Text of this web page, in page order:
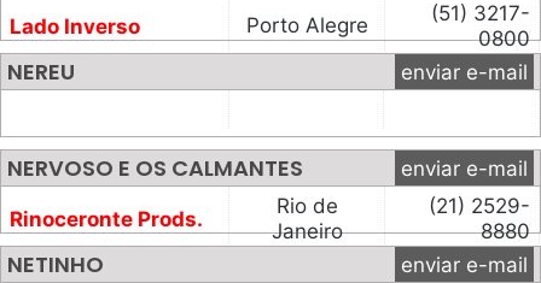
Lado Inverso Porto Alegre
(51) 3217-
0800
NEREU enviar e-mail
NERVOSO E OS CALMANTES enviar e-mail
Rinoceronte Prods.
Rio de
Janeiro
(21) 2529-
8880
NETINHO enviar e-mail